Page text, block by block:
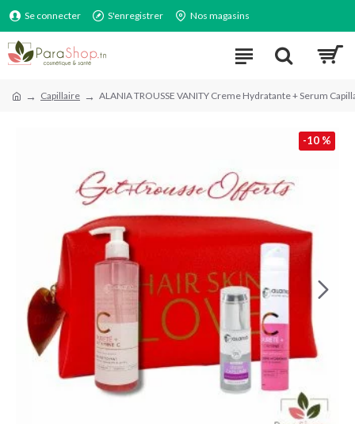
Se connecter S'enregistrer Nos magasins
Capillaire ALANIA TROUSSE VANITY Creme Hydratante + Serum
-10 %